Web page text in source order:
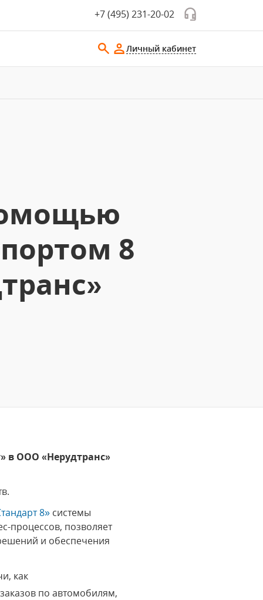
+7 (495) 231-20-02
Личный кабинет
8
в ООО «Нерудтранс»
8» системы
процессов, позволяет
и обеспечения
как
по автомобилям,